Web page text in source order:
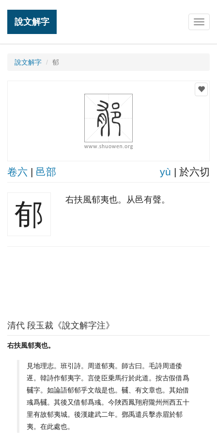
說文解字
說文解字 郁
卷六 | 邑部 yù | 於六切
郁 右扶風郁夷也。从邑有聲。
清代 段玉裁《說文解字注》
右扶風郁夷也。
見地理志。班引詩。周道郁夷。師古曰。毛詩周道倭
遟。韓詩作郁夷字。言使臣乗馬行於此道。按古假借爲
𢒰字。如論語郁郁乎文哉是也。𢒰、有文章也。其始借
彧爲𢒰。其後又借郁爲彧。今陜西鳳翔府隴州州西五十
里有故郁夷城。後漢建武二年。鄧禹遣兵擊赤眉於郁
夷。在此處也。